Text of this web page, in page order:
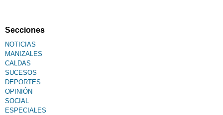
Secciones
NOTICIAS
MANIZALES
CALDAS
SUCESOS
DEPORTES
OPINIÓN
SOCIAL
ESPECIALES